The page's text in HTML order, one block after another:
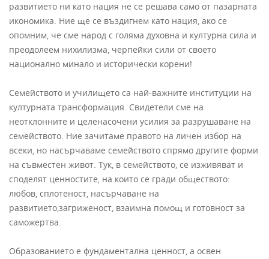
развитието ни като нация не се решава само от пазарната
икономика. Ние ще се въздигнем като нация, ако се
опомним, че сме народ с голяма духовна и културна сила и
преодолеем нихилизма, черпейки сили от своето
национално минало и исторически корени!
Семейството и училището са най-важните институции на
културната трансформация. Свидетели сме на
неотклонните и целенасочени усилия за разрушаване на
семейството. Ние зачитаме правото на личен избор на
всеки, но насърчаваме семейството спрямо другите форми
на съвместен живот. Тук, в семейството, се изживяват и
споделят ценностите, на които се гради обществото:
любов, сплотеност, насърчаване на
развитието,загриженост, взаимна помощ и готовност за
саможертва.
Образованието е фундаментална ценност, а освен